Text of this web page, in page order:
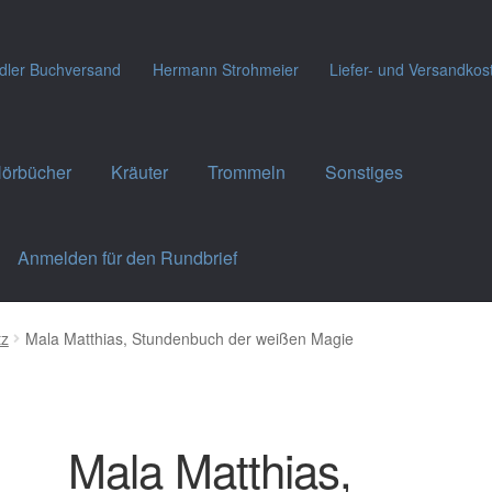
Buchversand Hermann Strohmeier Liefer- und
Kräuter Trommeln Sonstiges
Anmelden für den Rundbrief
Mala Matthias, Stundenbuch der weißen Magie
Mala Matthias,